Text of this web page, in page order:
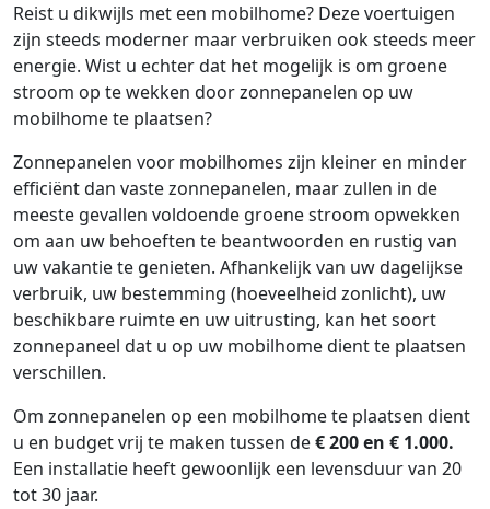
Reist u dikwijls met een mobilhome? Deze voertuigen
zijn steeds moderner maar verbruiken ook steeds meer
energie. Wist u echter dat het mogelijk is om groene
stroom op te wekken door zonnepanelen op uw
mobilhome te plaatsen?
Zonnepanelen voor mobilhomes zijn kleiner en minder
efficiënt dan vaste zonnepanelen, maar zullen in de
meeste gevallen voldoende groene stroom opwekken
om aan uw behoeften te beantwoorden en rustig van
uw vakantie te genieten. Afhankelijk van uw dagelijkse
verbruik, uw bestemming (hoeveelheid zonlicht), uw
beschikbare ruimte en uw uitrusting, kan het soort
zonnepaneel dat u op uw mobilhome dient te plaatsen
verschillen.
Om zonnepanelen op een mobilhome te plaatsen dient
u en budget vrij te maken tussen de€ 200 en € 1.000.
Een installatie heeft gewoonlijk een levensduur van 20
tot 30 jaar.